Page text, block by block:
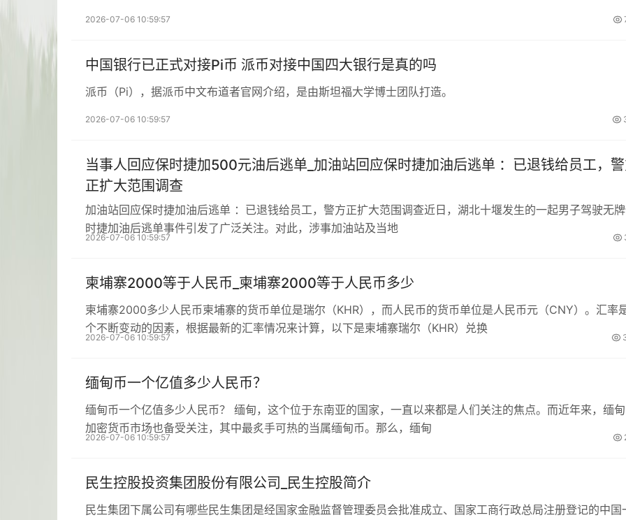
2026-07-06 10:59:57
中国银行已正式对接Pi币 派币对接中国四大银行是真的吗
派币（Pi），据派币中文布道者官网介绍，是由斯坦福大学博士团队打造。
2026-07-06 10:59:57
当事人回应保时捷加500元油后逃单_加油站回应保时捷加油后逃单 ：已退钱给员工，
正扩大范围调查
加油站回应保时捷加油后逃单 ：已退钱给员工，警方正扩大范围调查近日，湖北十堰发生的一起男子驾驶无
时捷加油后逃单事件引发了广泛关注。对此，涉事加油站及当地
2026-07-06 10:59:57
柬埔寨2000等于人民币_柬埔寨2000等于人民币多少
柬埔寨2000多少人民币柬埔寨的货币单位是瑞尔（KHR），而人民币的货币单位是人民币元（CNY）。汇率
个不断变动的因素，根据最新的汇率情况来计算，以下是柬埔寨瑞尔（KHR）兑换
2026-07-06 10:59:57
缅甸币一个亿值多少人民币？
缅甸币一个亿值多少人民币？ 缅甸，这个位于东南亚的国家，一直以来都是人们关注的焦点。而近年来，缅
加密货币市场也备受关注，其中最炙手可热的当属缅甸币。那么，缅甸
2026-07-06 10:59:57
民生控股投资集团股份有限公司_民生控股简介
民生集团下属公司有哪些民生集团是经国家金融监督管理委员会批准成立、国家工商行政总局注册登记的中国